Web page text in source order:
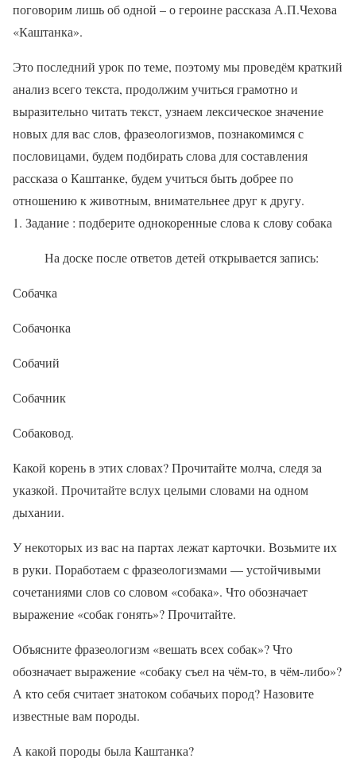
поговорим лишь об одной – о героине рассказа А.П.Чехова
«Каштанка».
Это последний урок по теме, поэтому мы проведём краткий
анализ всего текста, продолжим учиться грамотно и
выразительно читать текст, узнаем лексическое значение
новых для вас слов, фразеологизмов, познакомимся с
пословицами, будем подбирать слова для составления
рассказа о Каштанке, будем учиться быть добрее по
отношению к животным, внимательнее друг к другу.
Задание : подберите однокоренные слова к слову собака
На доске после ответов детей открывается запись:
Собачка
Собачонка
Собачий
Собачник
Собаковод.
Какой корень в этих словах? Прочитайте молча, следя за
указкой. Прочитайте вслух целыми словами на одном
дыхании.
У некоторых из вас на партах лежат карточки. Возьмите их
в руки. Поработаем с фразеологизмами — устойчивыми
сочетаниями слов со словом «собака». Что обозначает
выражение «собак гонять»? Прочитайте.
Объясните фразеологизм «вешать всех собак»? Что
обозначает выражение «собаку съел на чём-то, в чём-либо»?
А кто себя считает знатоком собачьих пород? Назовите
известные вам породы.
А какой породы была Каштанка?